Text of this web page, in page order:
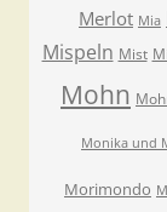
Merlot Mia
Mispeln Mist
Mohn
Monika und
Morimondo